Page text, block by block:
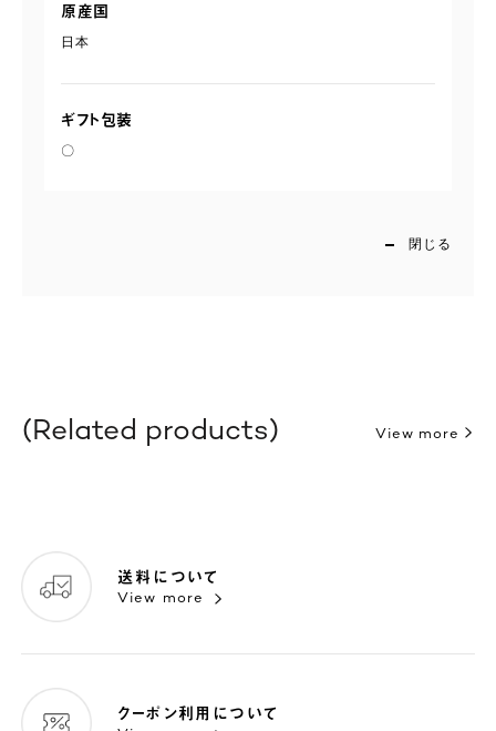
原産国
日本
ギフト包装
〇
閉じる
Related products View more
送料について
View more
クーポン利用について